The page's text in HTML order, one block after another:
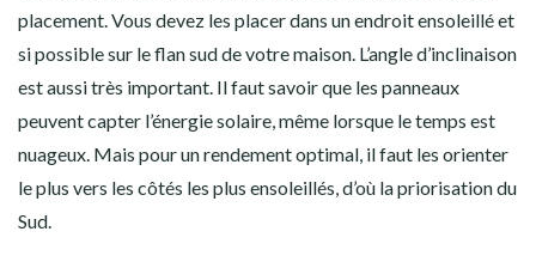
placement. Vous devez les placer dans un endroit ensoleillé et
si possible sur le flan sud de votre maison. L’angle d’inclinaison
est aussi très important. Il faut savoir que les panneaux
peuvent capter l’énergie solaire, même lorsque le temps est
nuageux. Mais pour un rendement optimal, il faut les orienter
le plus vers les côtés les plus ensoleillés, d’où la priorisation du
Sud.